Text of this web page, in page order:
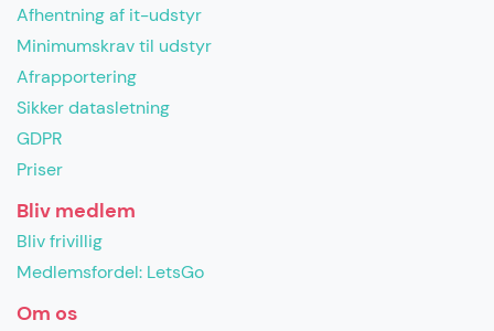
Afhentning af it-udstyr
Minimumskrav til udstyr
Afrapportering
Sikker datasletning
GDPR
Priser
Bliv medlem
Bliv frivillig
Medlemsfordel: LetsGo
Om os